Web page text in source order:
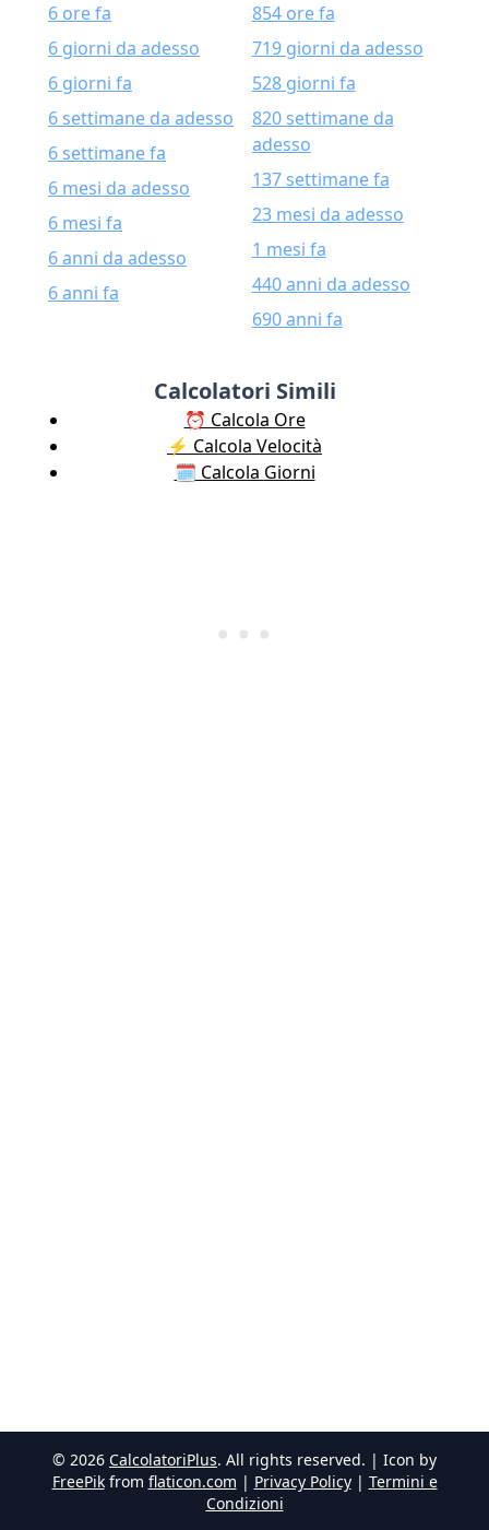
6 ore fa
6 giorni da adesso
6 giorni fa
6 settimane da adesso
6 settimane fa
6 mesi da adesso
6 mesi fa
6 anni da adesso
6 anni fa
854 ore fa
719 giorni da adesso
528 giorni fa
820 settimane da
adesso
137 settimane fa
23 mesi da adesso
1 mesi fa
440 anni da adesso
690 anni fa
Calcolatori Simili
⏰ Calcola Ore
⚡️ Calcola Velocità
🗓️ Calcola Giorni
© 2026 CalcolatoriPlus. All rights reserved. | Icon by
FreePik from flaticon.com | Privacy Policy| Termini e
Condizioni